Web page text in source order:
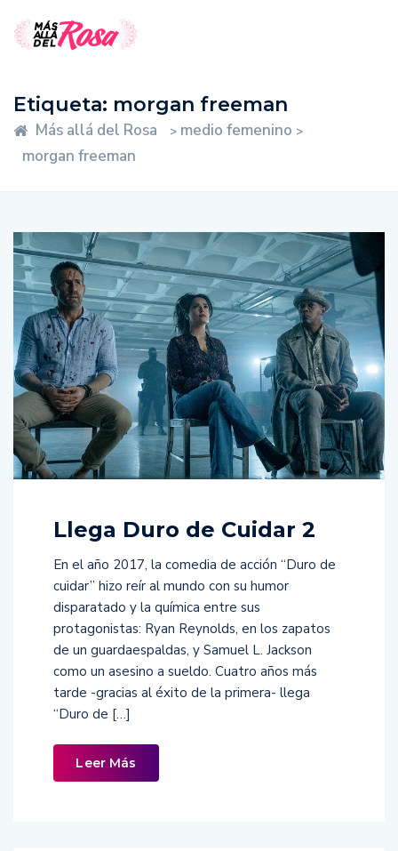
Etiqueta: morgan freeman
Más allá del Rosa > medio femenino >
morgan freeman
Llega Duro de Cuidar 2
En el año 2017, la comedia de acción “Duro de
cuidar” hizo reír al mundo con su humor
disparatado y la química entre sus
protagonistas: Ryan Reynolds, en los zapatos
de un guardaespaldas, y Samuel L. Jackson
como un asesino a sueldo. Cuatro años más
tarde -gracias al éxito de la primera- llega
“Duro de […]
Leer Más